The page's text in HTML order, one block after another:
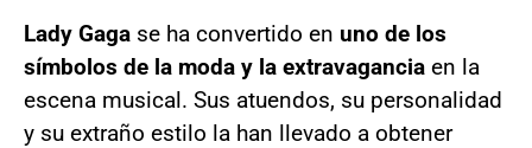
Lady Gaga se ha convertido en uno de los
símbolos de la moda y la extravagancia en la
escena musical. Sus atuendos, su personalidad
y su extraño estilo la han llevado a obtener